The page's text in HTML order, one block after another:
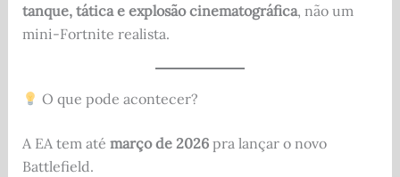
tanque, tática e explosão cinematográfica, não um
mini-Fortnite realista.
O que pode acontecer?
A EA tem até março de 2026pra lançar o novo
Battlefield.